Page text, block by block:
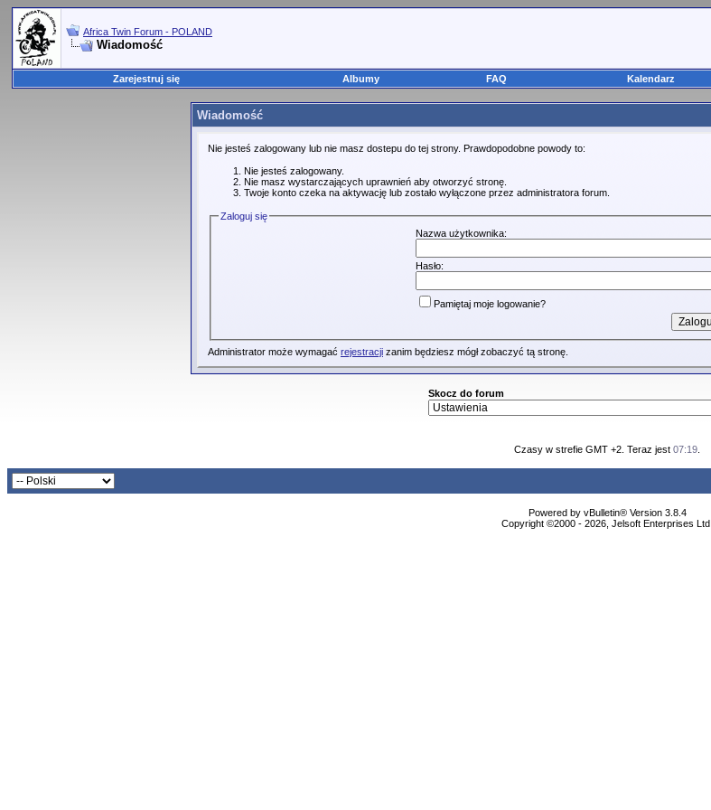
Africa Twin Forum - POLAND
Wiadomość
Zarejestruj się Albumy FAQ Kalendarz
Wiadomość
Nie jesteś zalogowany lub nie masz dostepu do tej strony. Prawdopodobne powody to:
Nie jesteś zalogowany.
Nie masz wystarczających uprawnień aby otworzyć stronę.
Twoje konto czeka na aktywację lub zostało wyłączone przez administratora forum.
Zaloguj się
Nazwa użytkownika:
Hasło:
Pamiętaj moje logowanie?
Administrator może wymagać rejestracji zanim będziesz mógł zobaczyć tą stronę.
Skocz do forum
Czasy w strefie GMT +2. Teraz jest 07:19
Powered by vBulletin® Version 3.8.4
Copyright ©2000 - 2026, Jelsoft Enterprises Ltd.